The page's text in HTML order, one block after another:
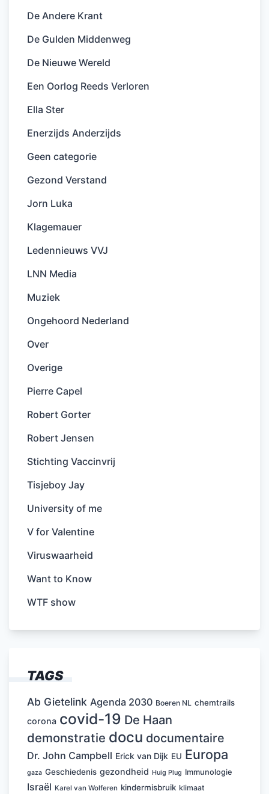
De Andere Krant
De Gulden Middenweg
De Nieuwe Wereld
Een Oorlog Reeds Verloren
Ella Ster
Enerzijds Anderzijds
Geen categorie
Gezond Verstand
Jorn Luka
Klagemauer
Ledennieuws VVJ
LNN Media
Muziek
Ongehoord Nederland
Over
Overige
Pierre Capel
Robert Gorter
Robert Jensen
Stichting Vaccinvrij
Tisjeboy Jay
University of me
V for Valentine
Viruswaarheid
Want to Know
WTF show
TAGS
Ab Gietelink Agenda 2030 Boeren NL chemtrails
corona covid-19 De Haan
demonstratie docu documentaire
Dr. John Campbell Erick van Dijk EU Europa
gaza Geschiedenis gezondheid Huig Plug Immunologie
Israël Karel van Wolferen kindermisbruik klimaat